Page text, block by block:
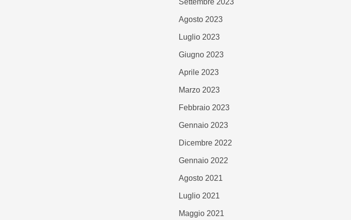
Settembre 2023
Agosto 2023
Luglio 2023
Giugno 2023
Aprile 2023
Marzo 2023
Febbraio 2023
Gennaio 2023
Dicembre 2022
Gennaio 2022
Agosto 2021
Luglio 2021
Maggio 2021